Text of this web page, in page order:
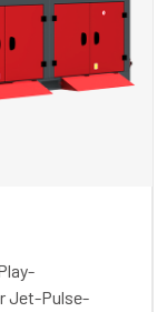
Jet-Pulse-